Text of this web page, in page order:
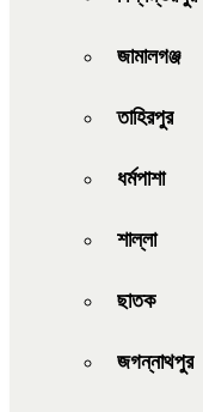
জামালগঞ্জ
তাহিরপুর
ধর্মপাশা
শাল্লা
ছাতক
জগন্নাথপুর